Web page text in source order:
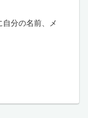
分の名前、メ